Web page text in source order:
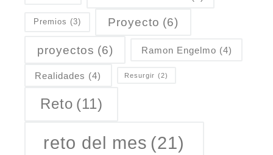
Premios (3) Proyecto (6)
proyectos (6) Ramon Engelmo (4)
Realidades (4) Resurgir (2)
Reto (11)
reto del mes (21)